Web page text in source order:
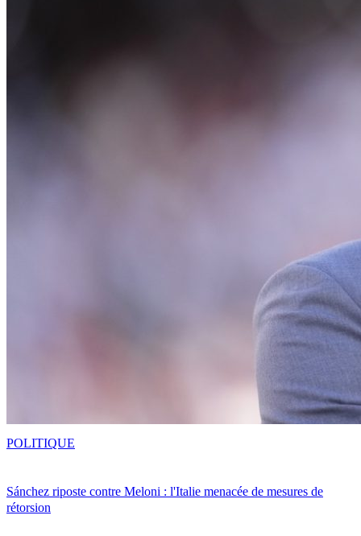
Sánchez riposte contre Meloni : l'Italie menacée de mesures de
rétorsion
POLITIQUE